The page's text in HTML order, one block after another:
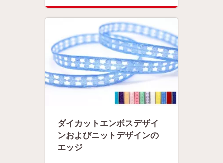
ダイカットエンボスデザイ
ンおよびニットデザインの
エッジ